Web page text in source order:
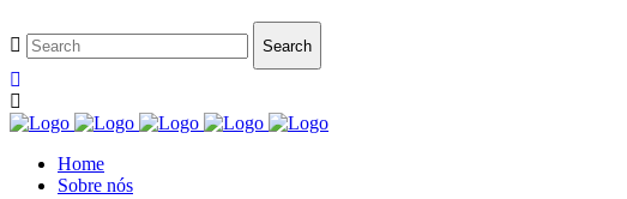
Home
Sobre nós